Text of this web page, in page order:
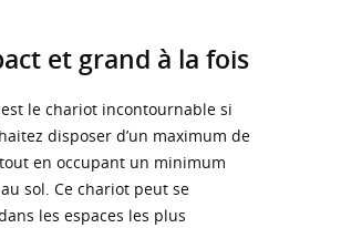
et grand à la fois
est le chariot incontournable si
disposer d’un maximum de
en occupant un minimum
au sol. Ce chariot peut se
les espaces les plus